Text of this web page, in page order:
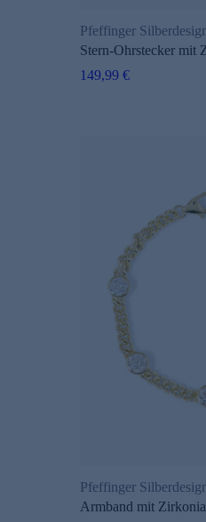
Pfeffinger
Stern-Ohrstecker mit
149,99 €
Pfeffinger
Armband mit Zirkonia